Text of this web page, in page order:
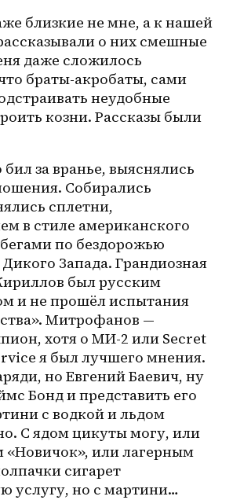
о них смешные
даже сложилось
браты-акробаты, сами
неудобные
козни. Рассказы были
бил за вранье, выяснялись
Собирались
сплетни,
в стиле американского
по бездорожью
Запада. Грандиозная
был русским
и не прошёл испытания
Митрофанов —
хотя о МИ-2 или Secret
я был лучшего мнения.
но Евгений Баевич, ну
Бонд и представить его
с водкой и льдом
С ядом цикуты могу, или
«Новичок», или лагерным
сигарет
услугу, но с мартини…